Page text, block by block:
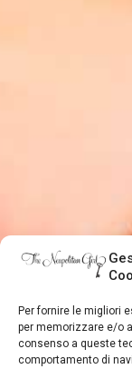
Per fornire le migliori
per memorizzare e/o
consenso a queste
comportamento di